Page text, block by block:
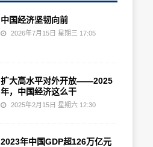
中国经济坚韧向前
2026年7月15日 星期三 17:05
扩大高水平对外开放——2025
年，中国经济这么干
2025年2月15日 星期六 12:30
2023年中国GDP超126万亿元